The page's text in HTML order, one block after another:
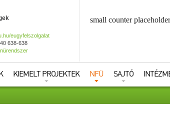
eugyfelszolgalat
638-638
small counter placeholder
KIEMELT PROJEKTEK NFÜ SAJTÓ